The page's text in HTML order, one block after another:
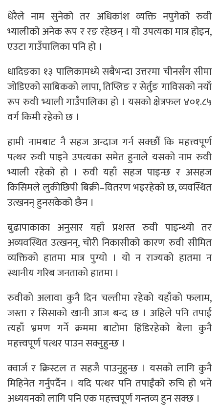
धेरैले नाम सुनेको तर अधिकांश व्यक्ति नपुगेको रुवी
भ्यालीको अनेक रूप र रङ रहेछन् । यो उपत्यका मात्र होइन,
एउटा गाउँपालिका पनि हो ।
धादिङका १३ पालिकामध्ये सबैभन्दा उत्तरमा चीनसँग सीमा
जोडिएको साबिकको लापा, तिप्लिङ र सेर्तुङ गाविसको नयाँ
रूप रुवी भ्याली गाउँपालिका हो । यसको क्षेत्रफल ४०१.८५
वर्ग किमी रहेको छ ।
हामी नामबाट नै सहज अन्दाज गर्न सक्छौं कि महत्त्वपूर्ण
पत्थर रुवी पाइने उपत्यका समेत हुनाले यसको नाम रुवी
भ्याली रहेको हो । रुवी यहाँ सहज पाइन्छ र असहज
किसिमले लुकीछिपी बिक्री–वितरण भइरहेको छ, व्यवस्थित
उत्खनन् हुनसकेको छैन ।
बुढापाकाका अनुसार यहाँ प्रशस्त रुवी पाइन्थ्यो तर
अव्यवस्थित उत्खनन्, चोरी निकासीको कारण रुवी सीमित
व्यक्तिको हातमा मात्र पुग्यो । यो न राज्यको हातमा न
स्थानीय गरिब जनताको हातमा ।
रुवीको अलावा कुनै दिन चल्तीमा रहेको यहाँको फलाम,
जस्ता र सिसाको खानी आज बन्द छ । अहिले पनि तपाईं
त्यहाँ भ्रमण गर्ने क्रममा बाटोमा हिंडिरहेको बेला कुनै
महत्त्वपूर्ण पत्थर पाउन सक्नुहुन्छ ।
क्वार्ज र क्रिस्टल त सहजै पाउनुहुन्छ । यसको लागि कुनै
मिहिनेत गर्नुपर्दैन । यदि पत्थर पनि तपाईंको रुचि हो भने
अध्ययनको लागि पनि एक महत्त्वपूर्ण गन्तव्य हुन सक्छ ।